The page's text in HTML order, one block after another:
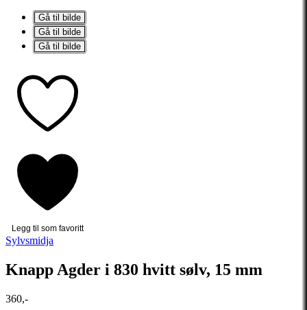
Gå til bilde
Gå til bilde
Gå til bilde
Legg til som favoritt
Sylvsmidja
Knapp Agder i 830 hvitt sølv, 15 mm
360,-